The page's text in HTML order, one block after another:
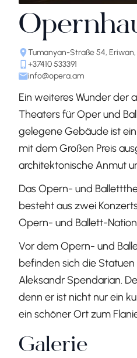
Tumanyan-Straße 54, Eriwan,
+37410 533391
info@opera.am
Ein weiteres Wunder der
Theaters für Oper und
gelegene Gebäude ist
mit dem Großen Preis
architektonische Anmut
Das Opern- und
besteht aus zwei
Opern- und Ballett-
Vor dem Opern- und
befinden sich die
Aleksandr Spendarian.
denn er ist nicht nur ein
ein schöner Ort zum
Galerie